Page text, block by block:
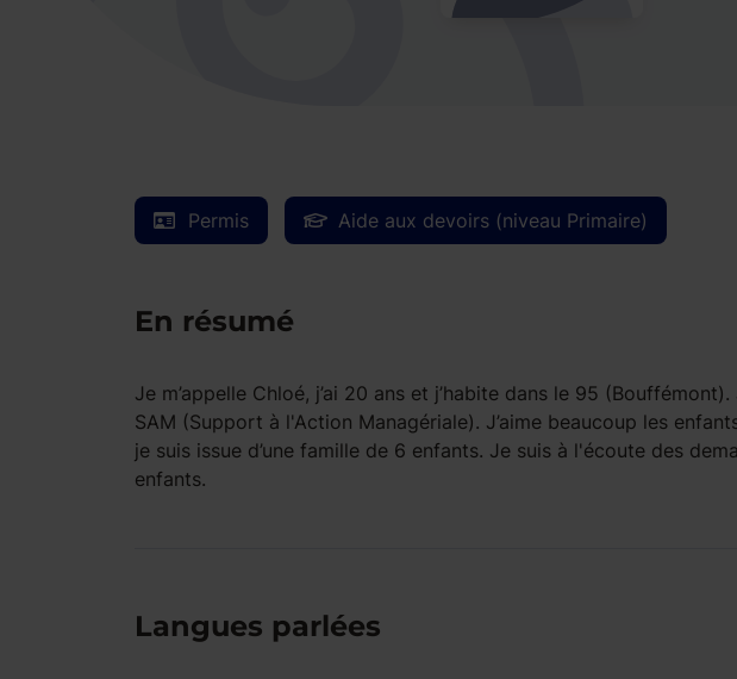
Permis Aide aux devoirs (niveau Primaire)
En résumé
Je m’appelle Chloé, j’ai 20 ans et j’habite dans le 95
SAM (Support à l'Action Managériale). J’aime beaucoup les
je suis issue d’une famille de 6 enfants. Je suis à l'écoute des
enfants.
Langues parlées